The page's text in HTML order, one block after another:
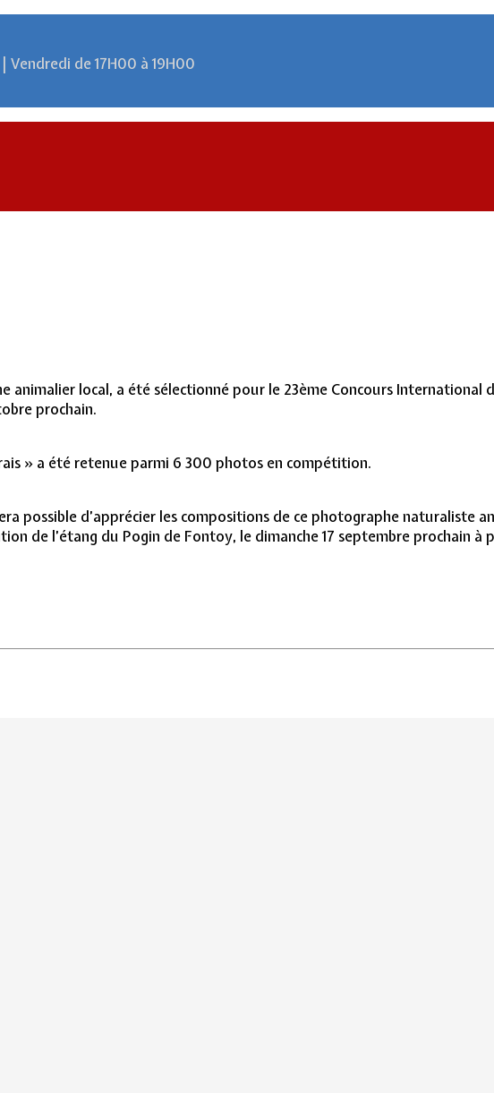
Vendredi de 17H00 à 19H00
animalier local, a été sélectionné pour le 23ème Concours
prochain.
» a été retenue parmi 6 300 photos en compétition.
possible d’apprécier les compositions de ce photographe naturaliste
de l’étang du Pogin de Fontoy, le dimanche 17 septembre prochain à